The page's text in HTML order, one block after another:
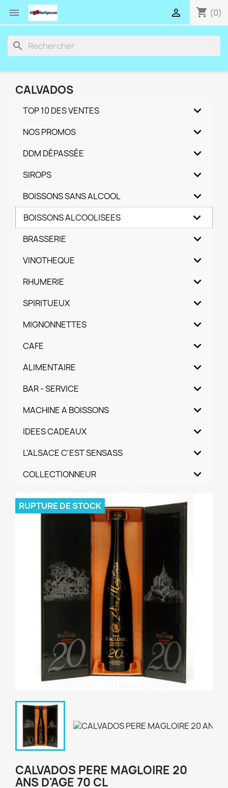
 shopping_cart (0)

search
CALVADOS
TOP 10 DES VENTES
NOS PROMOS
DDM DÉPASSÉE
SIROPS
BOISSONS SANS ALCOOL
BOISSONS ALCOOLISEES
BRASSERIE
VINOTHEQUE
RHUMERIE
SPIRITUEUX
MIGNONNETTES
CAFE
ALIMENTAIRE
BAR - SERVICE
MACHINE A BOISSONS
IDEES CADEAUX
L'ALSACE C'EST SENSASS
COLLECTIONNEUR
RUPTURE DE STOCK
CALVADOS PERE MAGLOIRE 20
ANS D'AGE 70 CL